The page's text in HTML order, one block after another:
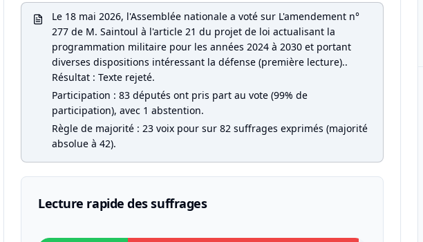
Le 18 mai 2026, l'Assemblée nationale a voté sur L'amendement n°
277 de M. Saintoul à l'article 21 du projet de loi actualisant la
programmation militaire pour les années 2024 à 2030 et portant
diverses dispositions intéressant la défense (première lecture)..
Résultat : Texte rejeté.
Participation : 83 députés ont pris part au vote (99% de
participation), avec 1 abstention.
Règle de majorité : 23 voix pour sur 82 suffrages exprimés (majorité
absolue à 42).
Lecture rapide des suffrages